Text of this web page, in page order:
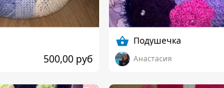
500,00 руб
Подушечка
Анастасия